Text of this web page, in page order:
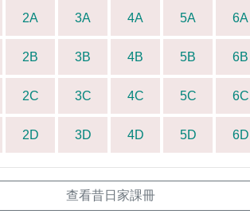
2A 3A 4A 5A 6A
2B 3B 4B 5B 6B
2C 3C 4C 5C 6C
2D 3D 4D 5D 6D
查看昔日家課冊